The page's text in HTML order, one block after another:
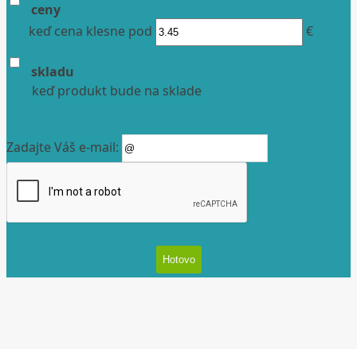
ceny
keď cena klesne pod
€
skladu
keď produkt bude na sklade
Zadajte Váš e-mail: